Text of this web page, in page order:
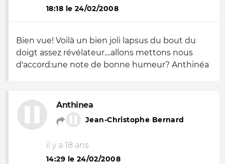
18:18 le 24/02/2008
Bien vue! Voilà un bien joli lapsus du bout du
doigt assez révélateur....allons mettons nous
d'accord:une note de bonne humeur? Anthinéa
Anthinea
Jean-Christophe Bernard
il y a 18 ans
14:29 le 24/02/2008